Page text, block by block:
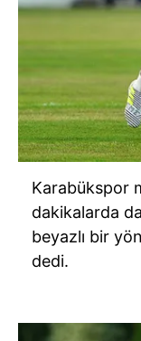
Karabükspor
dakikalarda
beyazlı bir
dedi.